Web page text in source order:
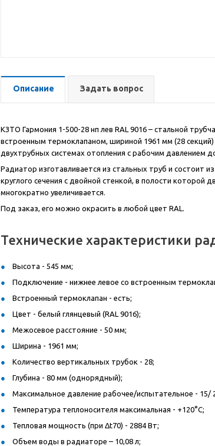
Описание Задать вопрос
КЗТО Гармония 1-500-28 нп лев RAL 9016 – стальной
встроенным термоклапаном, шириной 1961 мм (28
двухтрубных системах отопления с рабочим давлением
Радиатор изготавливается из стальных труб и состоит
круглого сечения с двойной стенкой, в полости которой
многократно увеличивается.
Под заказ, его можно окрасить в любой цвет RAL.
Технические характеристики
Высота - 545 мм;
Подключение - нижнее левое со встроенным
Встроенный термоклапан - есть;
Цвет - белый глянцевый (RAL 9016);
Межосевое расстояние - 50 мм;
Ширина - 1961 мм;
Количество вертикальных трубок - 28;
Глубина - 80 мм (однорядный);
Максимальное давление рабочее/испытательное - 15/
Температура теплоносителя максимальная - +120°С;
Тепловая мощность (при Δt70) - 2884 Вт;
Объем воды в радиаторе – 10,08 л;